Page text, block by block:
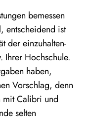
bemes­sen
ent­schei­dend ist
der ein­zu­hal­ten­
Ihrer Hoch­schu­le.
haben,
Vor­schlag, denn
mit Cali­bri und
sel­ten